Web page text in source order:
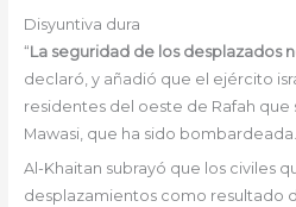
Disyuntiva dura
“La seguridad de los desplazados
declaró, y añadió que el ejército
residentes del oeste de Rafah que
Mawasi, que ha sido bombardeada.
Al-Khaitan subrayó que los civiles
desplazamientos como resultado